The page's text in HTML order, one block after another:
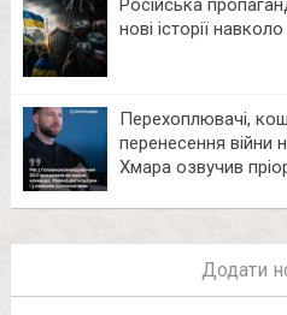
Російська
нові історії
Перехоплювачі,
перенесення війни
Хмара озвучив
Додати